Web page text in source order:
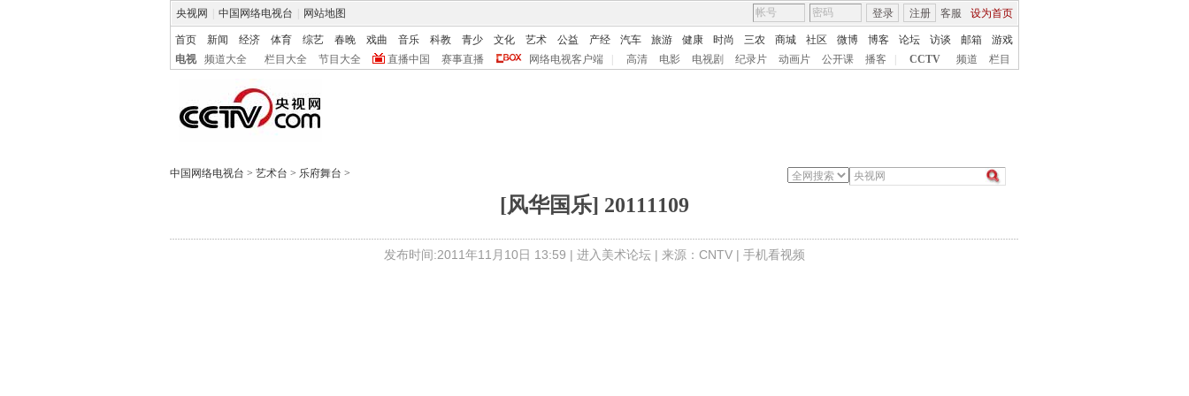
央视网 中国网络电视台 网站地图 客服 设为首页
登录 注册
首页 新闻 经济 体育 综艺 春晚 戏曲 音乐 科教 青少 文化 艺术 公益 产经 汽车 旅游 健康 时尚 三农 商城 社区 微博 博客 论坛 访谈 邮箱
游戏
电视
频道大全 栏目大全 节目大全 直播中国 赛事直播 网络电视客户端 高清 电影 电视剧 纪录片 动画片 公开课 播客 CCTV 频道 栏目
中国网络电视台 > 艺术台 > 乐府舞台 >
[风华国乐] 20111109
发布时间:2011年11月10日 13:59 | 进入美术论坛 | 来源：CNTV | 手机看视频